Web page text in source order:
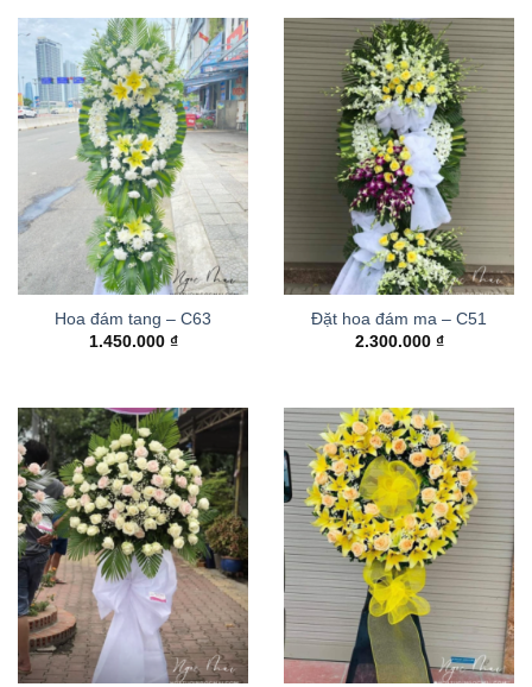
Hoa đám tang – C63
1.450.000 ₫
Đặt hoa đám ma – C51
2.300.000 ₫